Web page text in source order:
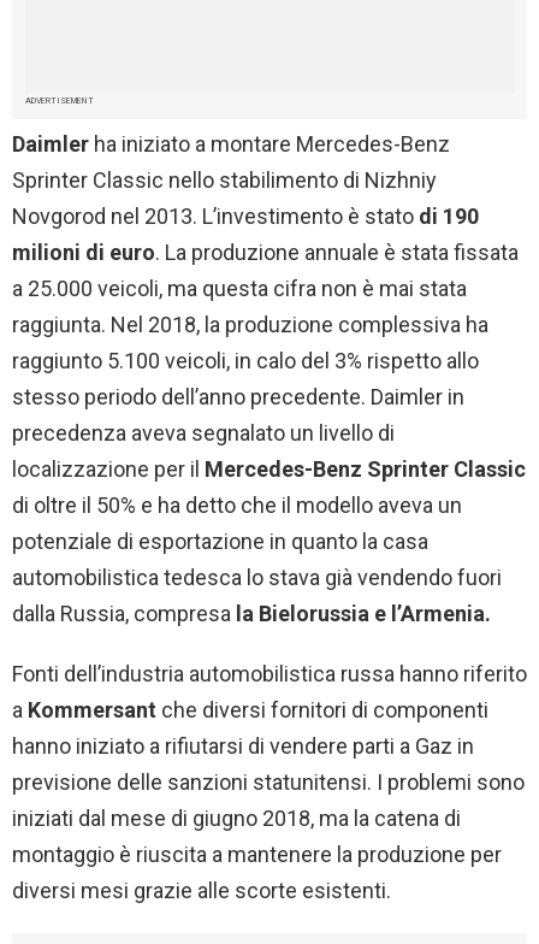
ADVERTISEMENT
Daimler ha iniziato a montare Mercedes-Benz
Sprinter Classic nello stabilimento di Nizhniy
Novgorod nel 2013. L’investimento è stato di 190
milioni di euro. La produzione annuale è stata fissata
a 25.000 veicoli, ma questa cifra non è mai stata
raggiunta. Nel 2018, la produzione complessiva ha
raggiunto 5.100 veicoli, in calo del 3% rispetto allo
stesso periodo dell’anno precedente. Daimler in
precedenza aveva segnalato un livello di
localizzazione per il Mercedes-Benz Sprinter Classic
di oltre il 50% e ha detto che il modello aveva un
potenziale di esportazione in quanto la casa
automobilistica tedesca lo stava già vendendo fuori
dalla Russia, compresa la Bielorussia e l’Armenia.
Fonti dell’industria automobilistica russa hanno riferito
a Kommersant che diversi fornitori di componenti
hanno iniziato a rifiutarsi di vendere parti a Gaz in
previsione delle sanzioni statunitensi. I problemi sono
iniziati dal mese di giugno 2018, ma la catena di
montaggio è riuscita a mantenere la produzione per
diversi mesi grazie alle scorte esistenti.